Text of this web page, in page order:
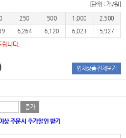
[단위 : 개/원]
250 500 1,000
2,500
6,264 6,120 6,023 5,927
니다.
업체상품 전체보기
증가
상 주문시 추가할인 받기